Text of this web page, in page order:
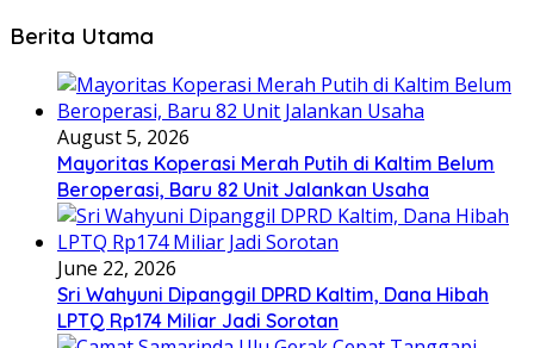
Berita Utama
August 5, 2026
Mayoritas Koperasi Merah Putih di Kaltim Belum
Beroperasi, Baru 82 Unit Jalankan Usaha
June 22, 2026
Sri Wahyuni Dipanggil DPRD Kaltim, Dana Hibah
LPTQ Rp174 Miliar Jadi Sorotan